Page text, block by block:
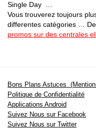
Single Day …
Vous trouverez toujours
differentes catégories …
promos sur des centrales
Bons Plans Astuces
Politique de Confidentialité
Applications Android
Suivez Nous sur Facebook
Suivez Nous sur Twitter